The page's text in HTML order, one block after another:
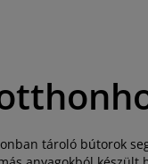
tároló bútorok